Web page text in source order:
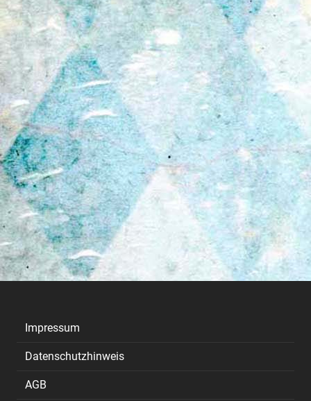
Impressum
Datenschutzhinweis
AGB